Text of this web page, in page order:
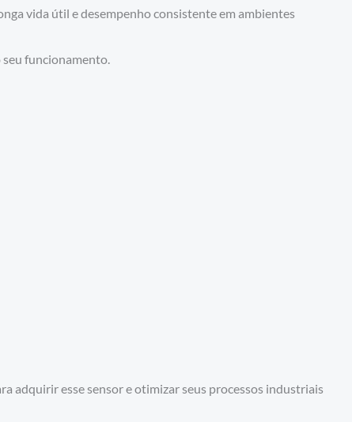
vida útil e desempenho consistente em ambientes
funcionamento.
adquirir esse sensor e otimizar seus processos industriais